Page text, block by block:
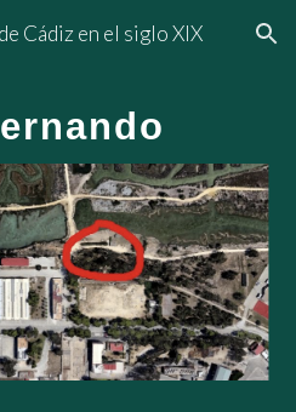
Skip to navigation
Cádiz en el siglo XIX